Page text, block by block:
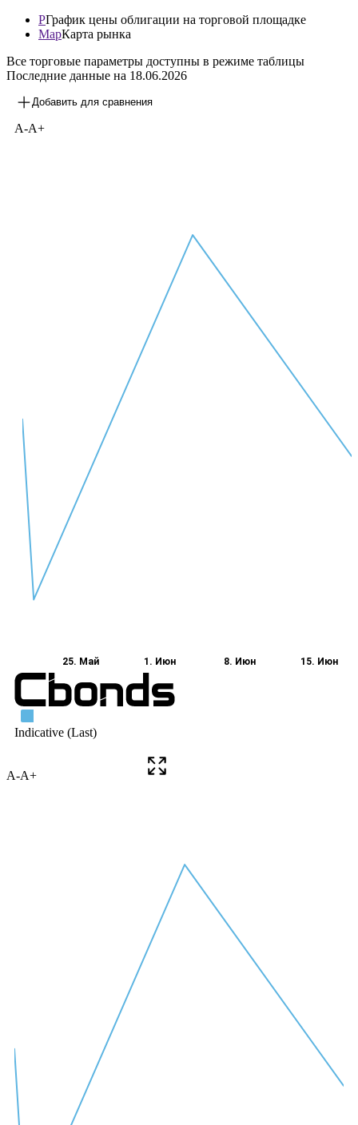
PГрафик цены облигации на торговой площадке
MapКарта рынка
Все торговые параметры доступны в режиме таблицы
Последние данные на 18.06.2026
Добавить для сравнения
A-A+